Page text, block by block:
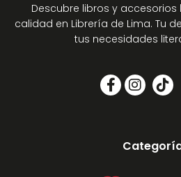
Descubre libros y
calidad en Librería de Lima. Tu
tus necesidades